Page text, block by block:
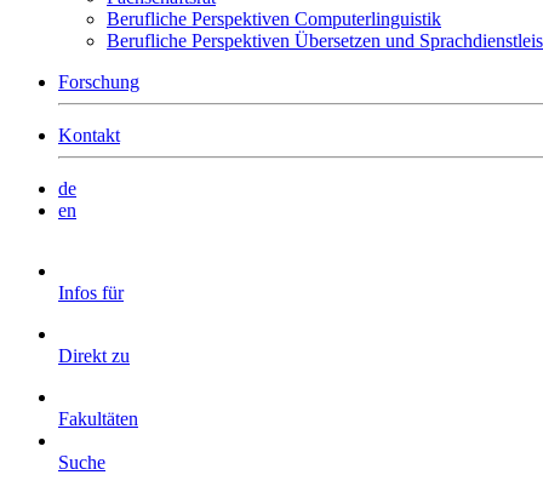
Berufliche Perspektiven Computerlinguistik
Berufliche Perspektiven Übersetzen und
Forschung
Kontakt
de
en
Infos für
Direkt zu
Fakultäten
Suche